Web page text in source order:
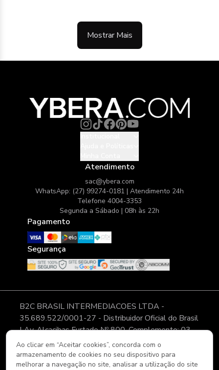
Mostrar Mais
Atendimento
sac@ybera.com
WhatsApp: (27) 99274-0181 | Atendimento 24h
Telefone 4004-3353
Segunda a Sábado | 08h às 22h
Pagamento
Segurança
B2C BRASIL INTERMEDIACOES LTDA -
35.689.522/0001-27 - Distribuidor Oficial do Brasil
| Av. Alcacibas Furtado Nº 800, Complemento: 03,
Modulo 11, Pátio 02, CLGV - Bairro: Canaã - Cidade:
Viana - ES - CEP: 29.135-008 As imagens, textos e
layout aqui veiculados são de propriedade da Loja. É
Ao clicar em “Aceitar cookies”, concorda com o
armazenamento de cookies no seu dispositivo para
melhorar a navegação no site, analisar a utilização do site